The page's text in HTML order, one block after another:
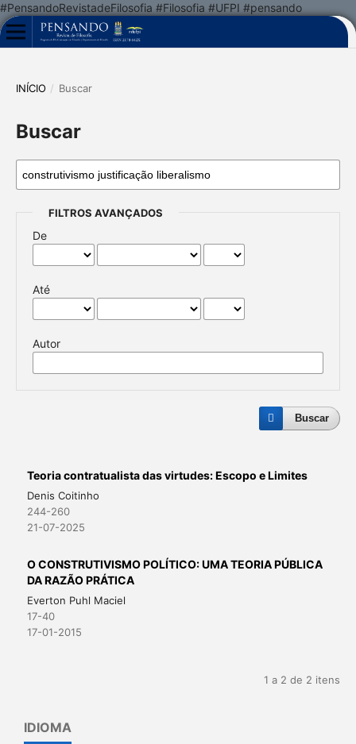
#PensandoRevistadeFilosofia #Filosofia #UFPI #pensando
INÍCIO / Buscar
Buscar
FILTROS AVANÇADOS
De
Até
Autor
Buscar
Teoria contratualista das virtudes: Escopo e Limites
Denis Coitinho
244-260
21-07-2025
O CONSTRUTIVISMO POLÍTICO: UMA TEORIA PÚBLICA
DA RAZÃO PRÁTICA
Everton Puhl Maciel
17-40
17-01-2015
1 a 2 de 2 itens
IDIOMA